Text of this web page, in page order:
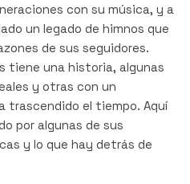
con su música, y a
un legado de himnos que
de sus seguidores.
tiene una historia, algunas
y otras con un
trascendido el tiempo. Aquí
por algunas de sus
y lo que hay detrás de